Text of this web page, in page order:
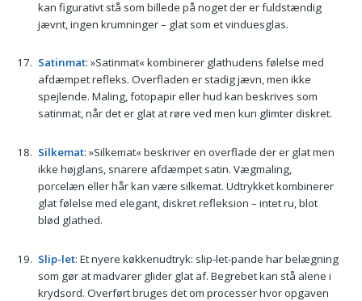
kan figurativt stå som billede på noget der er fuldstændig
jævnt, ingen krumninger – glat som et vinduesglas.
Satinmat: »Satinmat« kombinerer glathudens følelse med
afdæmpet refleks. Overfladen er stadig jævn, men ikke
spejlende. Maling, fotopapir eller hud kan beskrives som
satinmat, når det er glat at røre ved men kun glimter diskret.
Silkemat: »Silkemat« beskriver en overflade der er glat men
ikke højglans, snarere afdæmpet satin. Vægmaling,
porcelæn eller hår kan være silkemat. Udtrykket kombinerer
glat følelse med elegant, diskret refleksion – intet ru, blot
blød glathed.
Slip-let: Et nyere køkkenudtryk: slip-let-pande har belægning
som gør at madvarer glider glat af. Begrebet kan stå alene i
krydsord. Overført bruges det om processer hvor opgaven